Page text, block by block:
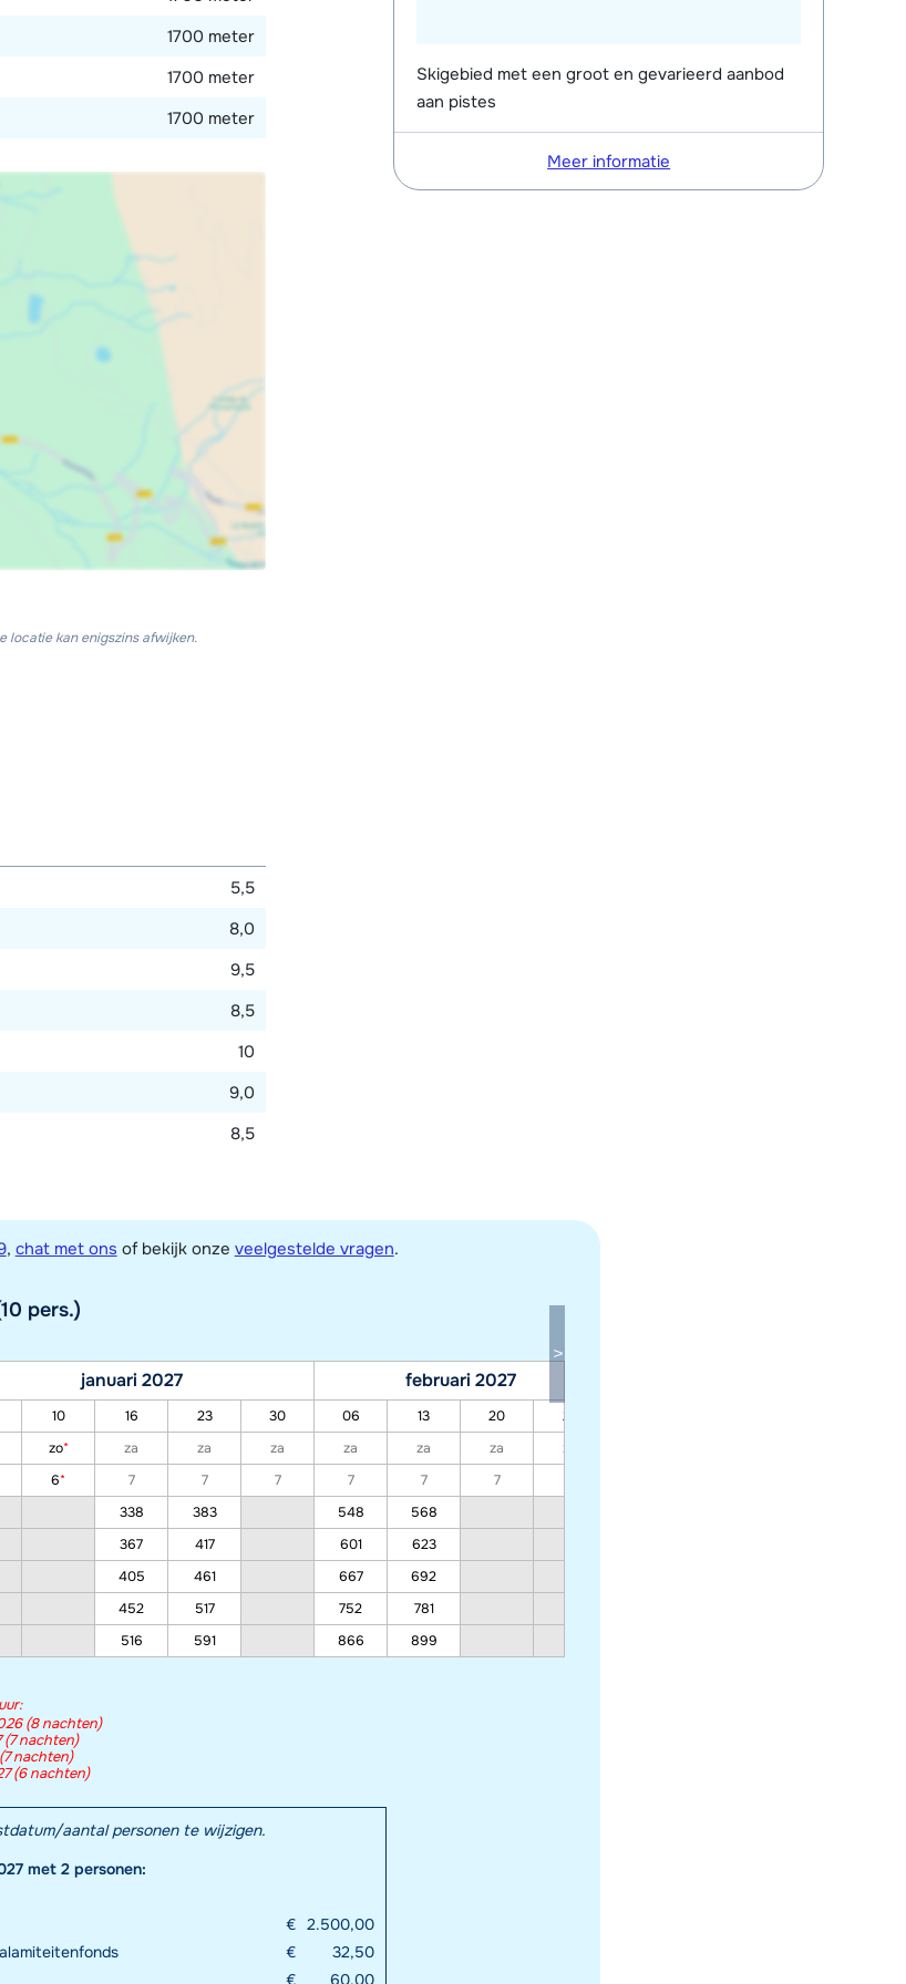
1700 meter
1700 meter
1700 meter
locatie kan enigszins afwijken.
5,5
8,0
9,5
8,5
10
9,0
8,5
, chat met ons of bekijk onze veelgestelde vragen.
pers.)
januari 2027 februari 2027
10 16 23 30 06 13 20 27
zo* za za za za za za za
6* 7 7 7 7 7 7
338
383 548 568
367
417 601 623
405
461 667 692
452
517 752 781
516
591 866 899
(8 nachten)
nachten)
nachten)
(6 nachten)
aantal personen te wijzigen.
met 2 personen:
€ 2.500,00
€
32,50
€ 60,00
Skigebied met een groot en gevarieerd aanbod
aan pistes
Meer informatie